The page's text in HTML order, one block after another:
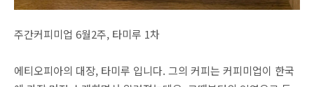
주간커피미업 6월2주, 타미루 1차
에티오피아의 대장, 타미루 입니다. 그의 커피는 커피미업이 한국